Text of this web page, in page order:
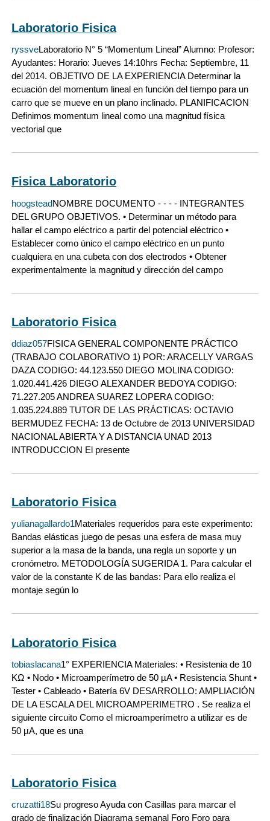
Laboratorio Fisica
ryssveLaboratorio N° 5 “Momentum Lineal” Alumno: Profesor:
Ayudantes: Horario: Jueves 14:10hrs Fecha: Septiembre, 11
del 2014. OBJETIVO DE LA EXPERIENCIA Determinar la
ecuación del momentum lineal en función del tiempo para un
carro que se mueve en un plano inclinado. PLANIFICACION
Definimos momentum lineal como una magnitud física
vectorial que
Fisica Laboratorio
hoogsteadNOMBRE DOCUMENTO - - - - INTEGRANTES
DEL GRUPO OBJETIVOS. • Determinar un método para
hallar el campo eléctrico a partir del potencial eléctrico •
Establecer como único el campo eléctrico en un punto
cualquiera en una cubeta con dos electrodos • Obtener
experimentalmente la magnitud y dirección del campo
Laboratorio Fisica
ddiaz057FISICA GENERAL COMPONENTE PRÁCTICO
(TRABAJO COLABORATIVO 1) POR: ARACELLY VARGAS
DAZA CODIGO: 44.123.550 DIEGO MOLINA CODIGO:
1.020.441.426 DIEGO ALEXANDER BEDOYA CODIGO:
71.227.205 ANDREA SUAREZ LOPERA CODIGO:
1.035.224.889 TUTOR DE LAS PRÁCTICAS: OCTAVIO
BERMUDEZ FECHA: 13 de Octubre de 2013 UNIVERSIDAD
NACIONAL ABIERTA Y A DISTANCIA UNAD 2013
INTRODUCCION El presente
Laboratorio Fisica
yulianagallardo1Materiales requeridos para este experimento:
Bandas elásticas juego de pesas una esfera de masa muy
superior a la masa de la banda, una regla un soporte y un
cronómetro. METODOLOGÍA SUGERIDA 1. Para calcular el
valor de la constante K de las bandas: Para ello realiza el
montaje según lo
Laboratorio Fisica
tobiaslacana1° EXPERIENCIA Materiales: • Resistenia de 10
KΩ • Nodo • Microamperímetro de 50 µA • Resistencia Shunt •
Tester • Cableado • Batería 6V DESARROLLO: AMPLIACIÓN
DE LA ESCALA DEL MICROAMPERIMETRO . Se realiza el
siguiente circuito Como el microamperímetro a utilizar es de
50 µA, que es una
Laboratorio Fisica
cruzatti18Su progreso Ayuda con Casillas para marcar el
grado de finalización Diagrama semanal Foro Foro para